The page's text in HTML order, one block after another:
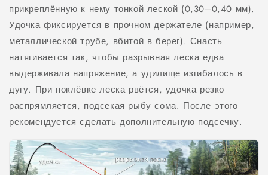
прикреплённую к нему тонкой леской (0,30–0,40 мм).
Удочка фиксируется в прочном держателе (например,
металлической трубе, вбитой в берег). Снасть
натягивается так, чтобы разрывная леска едва
выдерживала напряжение, а удилище изгибалось в
дугу. При поклёвке леска рвётся, удочка резко
распрямляется, подсекая рыбу сома. После этого
рекомендуется сделать дополнительную подсечку.